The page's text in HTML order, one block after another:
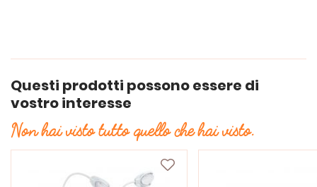
Questi prodotti possono essere di
vostro interesse
Non hai visto tutto quello che hai visto.